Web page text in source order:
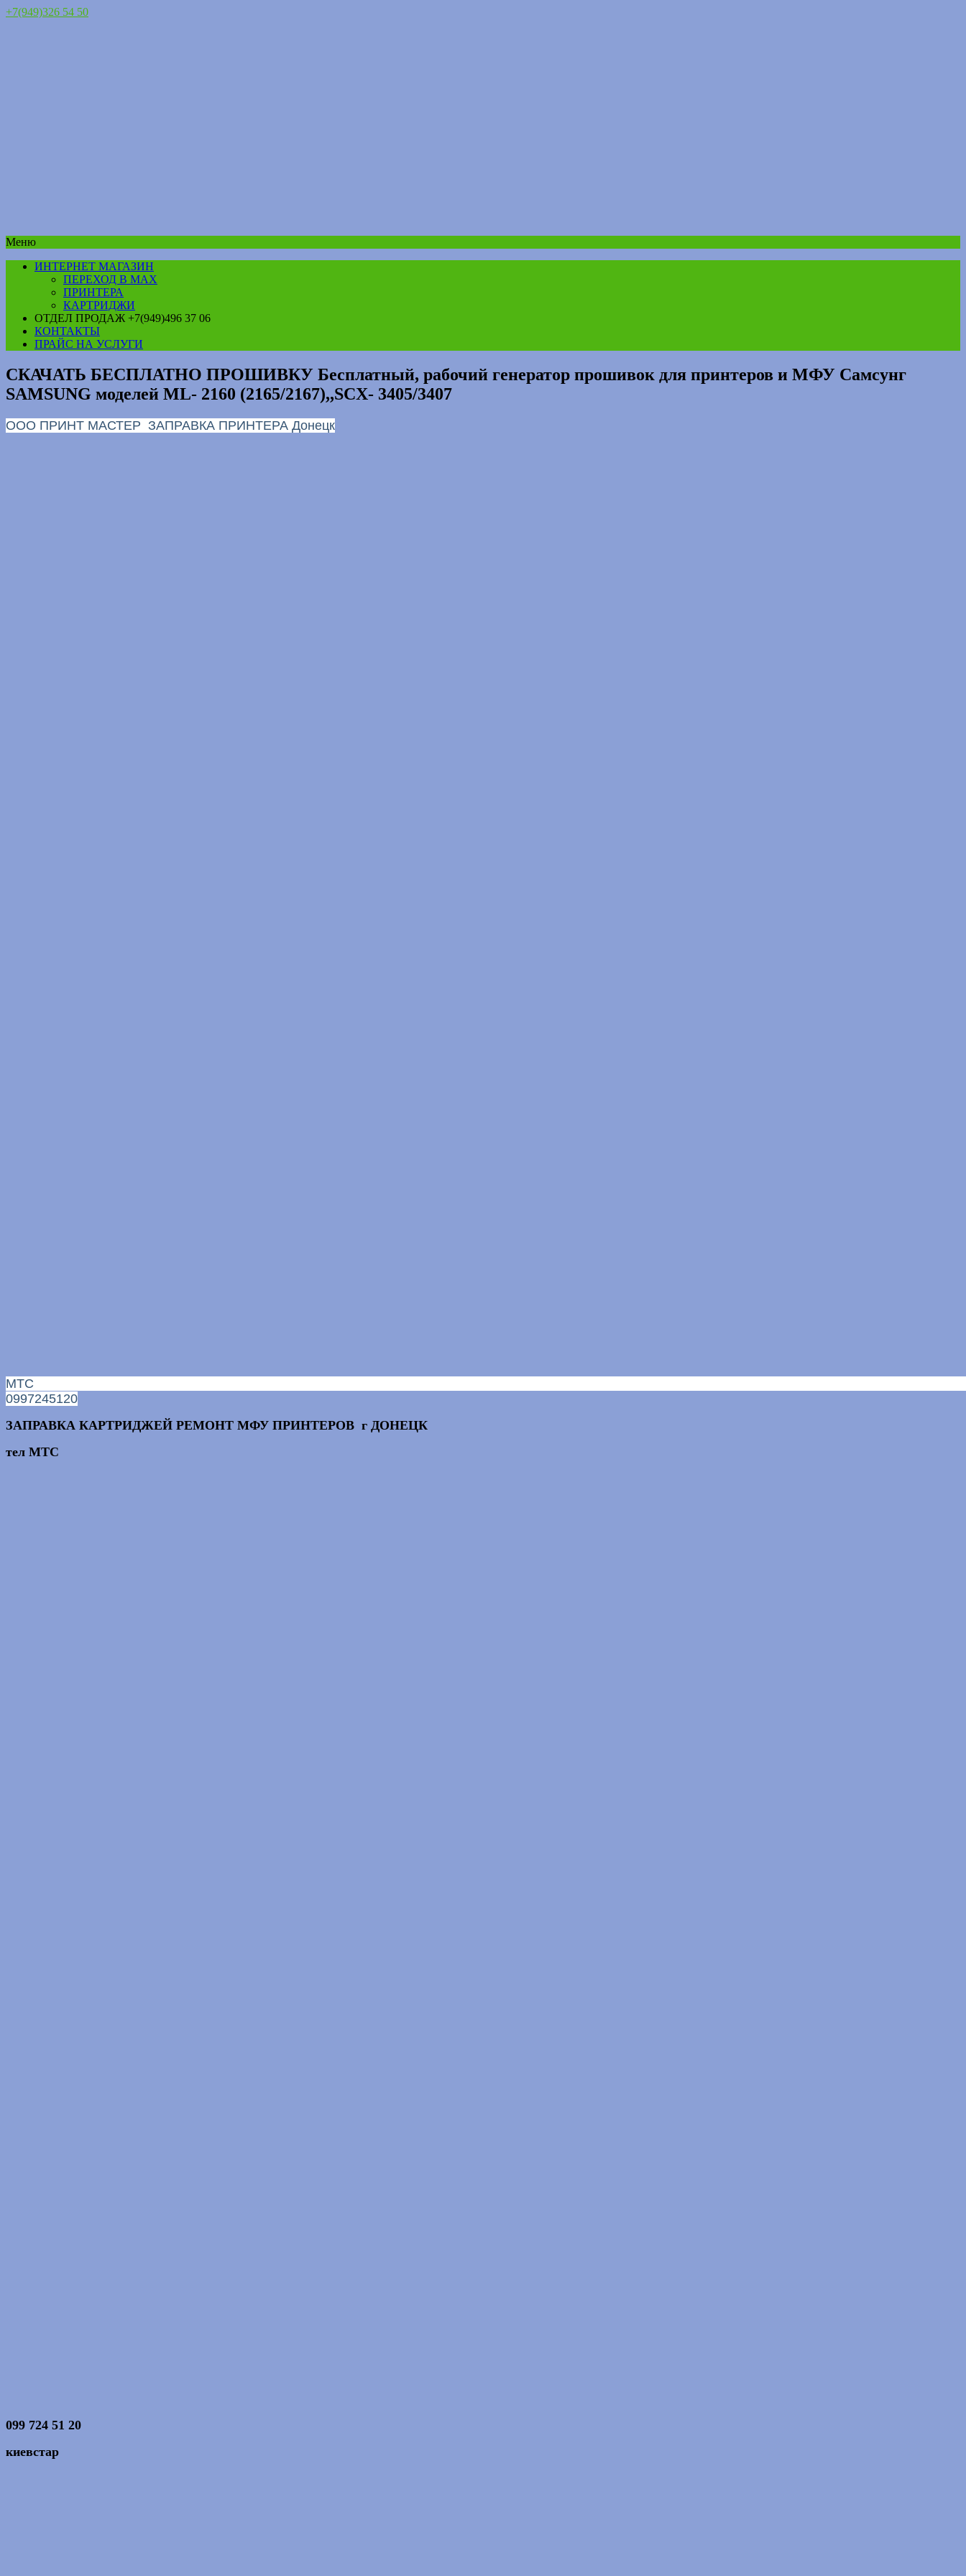
+7(949)326 54 50
Меню
ИНТЕРНЕТ МАГАЗИН
ПЕРЕХОД В MAX
ПРИНТЕРА
КАРТРИДЖИ
ОТДЕЛ ПРОДАЖ +7(949)496 37 06
КОНТАКТЫ
ПРАЙС НА УСЛУГИ
СКАЧАТЬ БЕСПЛАТНО ПРОШИВКУ Бесплатный, рабочий генератор прошивок для принтеров и МФУ Самсунг
SAMSUNG моделей ML- 2160 (2165/2167),,SCX- 3405/3407
ООО ПРИНТ МАСТЕР ЗАПРАВКА ПРИНТЕРА Донецк
МТС
0997245120
ЗАПРАВКА КАРТРИДЖЕЙ РЕМОНТ МФУ ПРИНТЕРОВ г ДОНЕЦК
тел МТС
099 724 51 20
киевстар